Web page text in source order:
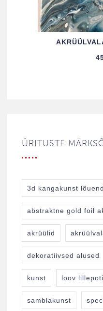
ÜRITUSTE
3d kangakunst
abstraktne gold foil
akrüülid
dekoratiivsed alused
kunst loov
samblakunst